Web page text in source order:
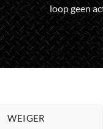
WEIGER
loop geen